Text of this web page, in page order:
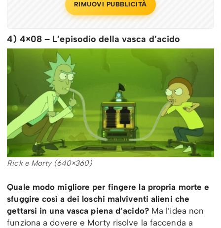
RIMUOVI PUBBLICITÀ
4) 4×08 – L’episodio della vasca d’acido
Rick e Morty (640×360)
Quale modo migliore per fingere la propria morte e
sfuggire così a dei loschi malviventi alieni che
gettarsi in una vasca piena d’acido?Ma l’idea non
funziona a dovere e Morty risolve la faccenda a